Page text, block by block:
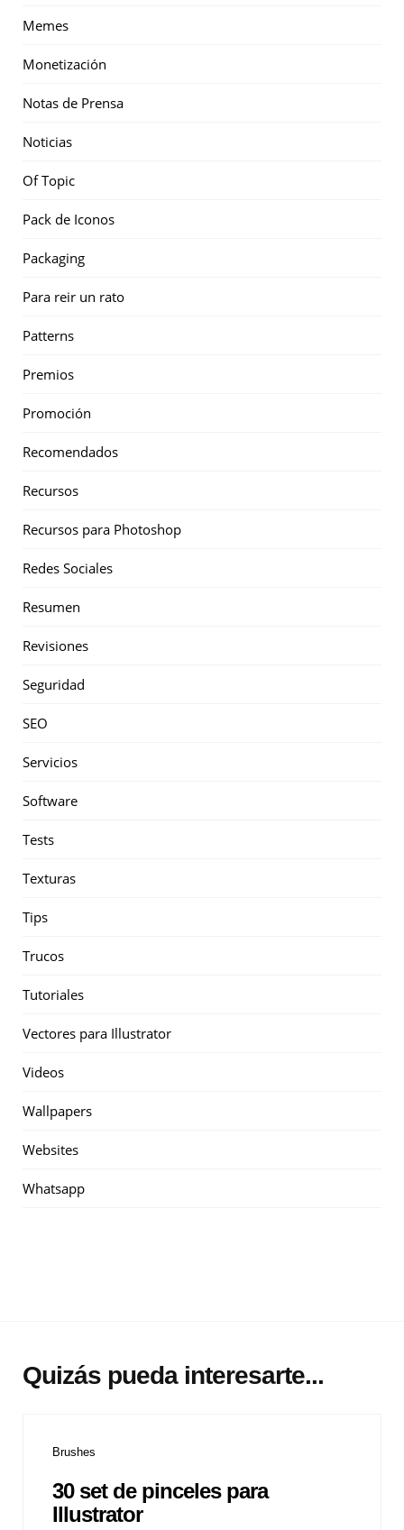
Memes
Monetización
Notas de Prensa
Noticias
Of Topic
Pack de Iconos
Packaging
Para reir un rato
Patterns
Premios
Promoción
Recomendados
Recursos
Recursos para Photoshop
Redes Sociales
Resumen
Revisiones
Seguridad
SEO
Servicios
Software
Tests
Texturas
Tips
Trucos
Tutoriales
Vectores para Illustrator
Videos
Wallpapers
Websites
Whatsapp
Quizás pueda interesarte...
Brushes
30 set de pinceles para
Illustrator